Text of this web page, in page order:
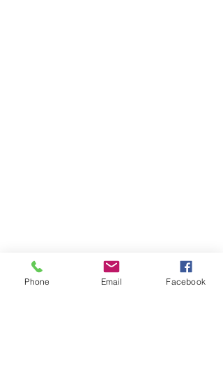
Phone Email Facebook